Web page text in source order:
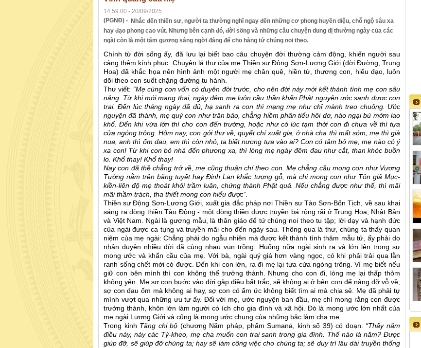
14:59:00 - 20/09/2025
(PGNĐ) - Nhắc đến thiền sư, người ta thường nghĩ ngay đến những cơ phong huyền diệu, chỗ ngộ sâu xa
hay đạo phong cao vút. Nhưng bên cạnh đó, đời sống và những câu chuyện dung dị thường ngày của các
ngài còn là một tấm gương sáng ngời đáng để cho hàng tứ chúng noi theo.
Chính từ đời sống ấy, đã lưu lại biết bao câu chuyện đời thường cảm động, khiến người sau
càng thêm kính phục. Chuyện lá thư của mẹ Thiền sư Động Sơn-Lương Giới (đời Đường, Trung
Hoa) đã khắc họa nên hình ảnh một người mẹ chân quê, hiền từ, thương con, hiểu đạo, luôn
dõi theo con suốt chặng đường tu hành.
Thư viết: “Mẹ cùng con vốn có duyên đời trước, cho nên đời này mới kết thành tình mẹ con sâu
nặng. Từ khi mới mang thai, ngày đêm mẹ luôn cầu thần khẩn Phật nguyện ước sanh được con
trai. Đến lúc tháng ngày đã đủ, hạ sanh ra con thì mạng mẹ như chỉ mành treo chuông. Ước
nguyện đã thành, mẹ quý con như trân bảo, chẳng hiềm phân tiểu hôi dơ, nào ngại bú mớm lao
khổ. Đến khi vừa lớn thì cho con đến trường, hoặc như có lúc tạm thời con đi chưa về thì tựa
cửa ngóng trông. Hôm nay, con gởi thư về, quyết chí xuất gia, ở nhà cha thì mất sớm, mẹ thì già
nua, anh thì ốm đau, em thì còn nhỏ, ta biết nương tựa vào ai? Con có tâm bỏ mẹ, mẹ nào có ý
xa con! Từ khi con bỏ nhà đến phương xa, thì lòng mẹ ngày đêm đau như cắt, than khóc buồn
lo. Khổ thay! Khổ thay!
Nay con đã thề chẳng trở về, mẹ cũng thuận chí theo con. Mẹ chẳng cầu mong con như Vương
Tường nằm trên băng tuyết hay Đinh Lan khắc tượng gỗ, mà chỉ mong con như Tôn giả Mục-
kiền-liên độ mẹ thoát khỏi trầm luân, chứng thành Phật quả. Nếu chẳng được như thế, thì mãi
mãi thầm trách, tha thiết mong con hiểu được”.
Thiền sư Động Sơn-Lương Giới, xuất gia đắc pháp nơi Thiền sư Tào Sơn-Bổn Tịch, về sau khai
sáng ra dòng thiền Tào Động - một dòng thiền được truyền bá rộng rãi ở Trung Hoa, Nhật Bản
và Việt Nam. Ngài là gương mẫu, là thân giáo để tứ chúng noi theo tu tập; lời dạy và hạnh đức
của ngài được ca tụng và truyền mãi cho đến ngày sau. Thông qua lá thư, chúng ta thấy quan
niệm của mẹ ngài: Chẳng phải do ngẫu nhiên mà được kết thành tình thâm mẫu tử, ấy phải do
nhân duyên nhiều đời đã cùng nhau vun trồng. Huống nữa ngài sinh ra và lớn lên trong sự
mong ước và khẩn cầu của mẹ. Với bà, ngài quý giá hơn vàng ngọc, có khi phải trải qua lằn
ranh sống chết mới có được. Đến khi con lớn, ra đi mẹ lại tựa cửa ngóng trông. Vì mẹ biết nếu
giữ con bên mình thì con không thể trưởng thành. Nhưng cho con đi, lòng mẹ lại thấp thỏm
không yên. Mẹ sợ con bước vào đời gặp điều bất trắc, sẽ không ai ở bên con để nâng đỡ vỗ về,
sợ con đau ốm mà không ai hay, sợ con có ấm ức không biết tìm ai mà chia sẻ. Mẹ đã phải tự
mình vượt qua những ưu tư ấy. Đối với mẹ, ước nguyện ban đầu, mẹ chỉ mong rằng con được
trưởng thành, khôn lớn làm người có ích cho gia đình và xã hội. Đó là mong ước lớn nhất của
mẹ ngài Lương Giới và cũng là mong ước chung của những bậc làm cha mẹ.
Trong kinh Tăng chi bộ (chương Năm pháp, phẩm Sumanā, kinh số 39) có đoạn: “Thấy năm
điều này, này các Tỷ-kheo, mẹ cha muốn con trai sanh trong gia đình. Thế nào là năm? Ðược
giúp đỡ, sẽ giúp đỡ chúng ta; hay sẽ làm công việc cho chúng ta; sẽ duy trì lâu dài truyền thống